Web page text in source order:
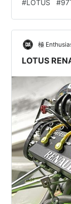
ャージャー（
70 左バンクイ
ー供給ダクト
ト（ECU） 73
ター…
#LOTUS #
極
LOTUS